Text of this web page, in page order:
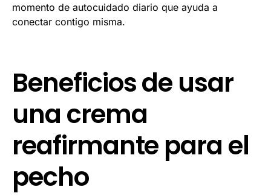
momento de autocuidado diario que ayuda a
conectar contigo misma.
Beneficios de usar
una crema
reafirmante para el
pecho